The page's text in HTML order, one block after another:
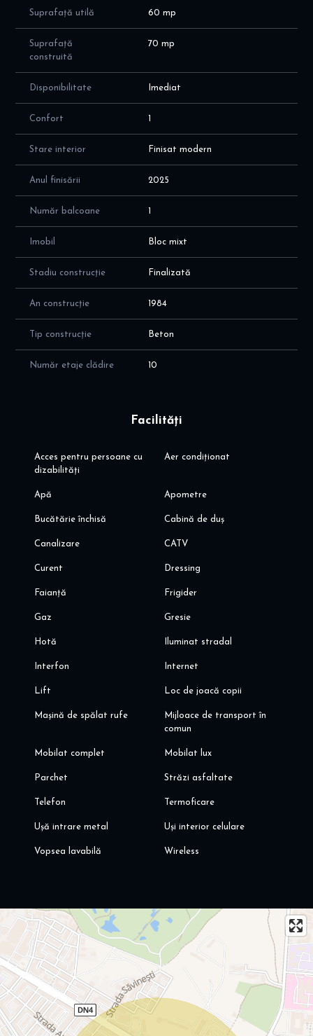
Suprafață utilă 60 mp
Suprafață
construită
70 mp
Disponibilitate Imediat
Confort 1
Stare interior Finisat modern
Anul finisării 2025
Număr balcoane 1
Imobil Bloc mixt
Stadiu construcție Finalizată
An construcție 1984
Tip construcție Beton
Număr etaje clădire 10
Facilități
Acces pentru persoane cu
dizabilități
Aer condiționat
Apă Apometre
Bucătărie închisă Cabină de duș
Canalizare CATV
Curent Dressing
Faianță Frigider
Gaz Gresie
Hotă Iluminat stradal
Interfon Internet
Lift Loc de joacă copii
Mașină de spălat rufe
Mijloace de transport în
comun
Mobilat complet Mobilat lux
Parchet Străzi asfaltate
Telefon Termoficare
Ușă intrare metal Uși interior celulare
Vopsea lavabilă Wireless